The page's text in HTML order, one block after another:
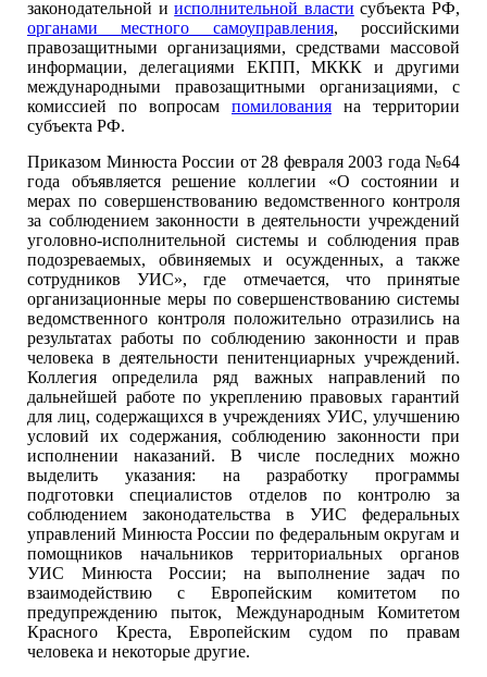
законодательной иисполнительной власти субъекта РФ,
органами местного самоуправления, российскими
правозащитными организациями, средствами массовой
информации, делегациями ЕКПП, МККК и другими
международными правозащитными организациями, с
комиссией по вопросам помилования на территории
субъекта РФ.
Приказом Минюста России от 28 февраля 2003 года №64
года объявляется решение коллегии «О состоянии и
мерах по совершенствованию ведомственного контроля
за соблюдением законности в деятельности учреждений
уголовно-исполнительной системы и соблюдения прав
подозреваемых, обвиняемых и осужденных, а также
сотрудников УИС», где отмечается, что принятые
организационные меры по совершенствованию системы
ведомственного контроля положительно отразились на
результатах работы по соблюдению законности и прав
человека в деятельности пенитенциарных учреждений.
Коллегия определила ряд важных направлений по
дальнейшей работе по укреплению правовых гарантий
для лиц, содержащихся в учреждениях УИС, улучшению
условий их содержания, соблюдению законности при
исполнении наказаний. В числе последних можно
выделить указания: на разработку программы
подготовки специалистов отделов по контролю за
соблюдением законодательства в УИС федеральных
управлений Минюста России по федеральным округам и
помощников начальников территориальных органов
УИС Минюста России; на выполнение задач по
взаимодействию с Европейским комитетом по
предупреждению пыток, Международным Комитетом
Красного Креста, Европейским судом по правам
человека и некоторые другие.